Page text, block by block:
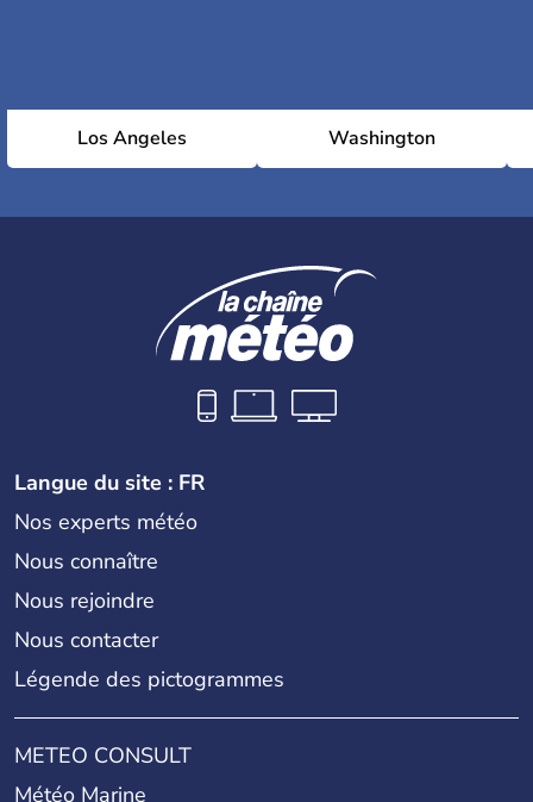
Los Angeles Washington
Langue du site : FR
Nos experts météo
Nous connaître
Nous rejoindre
Nous contacter
Légende des pictogrammes
METEO CONSULT
Météo Marine